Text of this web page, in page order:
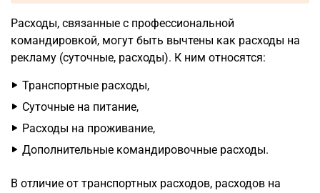
Расходы, связанные с профессиональной
командировкой, могут быть вычтены как расходы на
рекламу (суточные, расходы). К ним относятся:
Транспортные расходы,
Суточные на питание,
Расходы на проживание,
Дополнительные командировочные расходы.
В отличие от транспортных расходов, расходов на